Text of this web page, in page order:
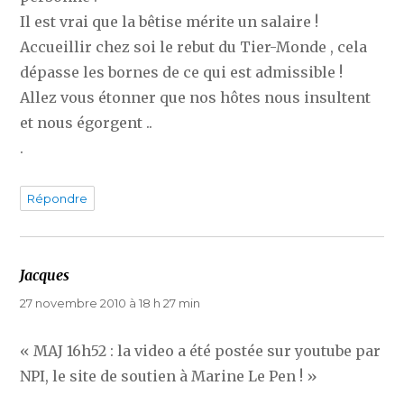
Il est vrai que la bêtise mérite un salaire !
Accueillir chez soi le rebut du Tier-Monde , cela
dépasse les bornes de ce qui est admissible !
Allez vous étonner que nos hôtes nous insultent
et nous égorgent ..
.
Répondre
Jacques
27 novembre 2010 à 18 h 27 min
« MAJ 16h52 : la video a été postée sur youtube par
NPI, le site de soutien à Marine Le Pen ! »